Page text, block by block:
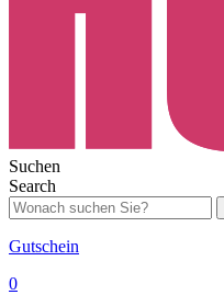
Suchen
Search
Gutschein
0